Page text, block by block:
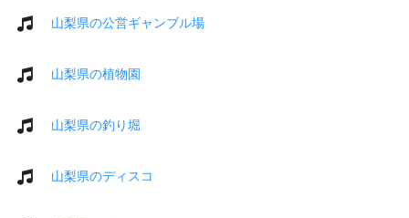
山梨県の公営ギャンブル場
山梨県の植物園
山梨県の釣り堀
山梨県のディスコ